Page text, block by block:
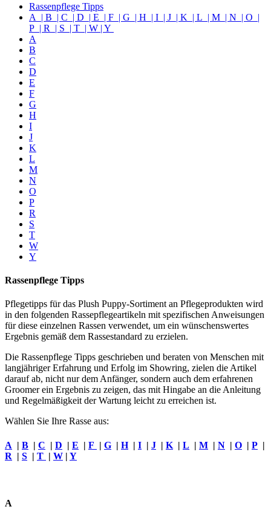
Rassenpflege Tipps
A | B | C | D | E | F | G | H | I | J | K | L | M | N | O |
P | R | S | T | W | Y
A
B
C
D
E
F
G
H
I
J
K
L
M
N
O
P
R
S
T
W
Y
Rassenpflege Tipps
Pflegetipps für das Plush Puppy-Sortiment an Pflegeprodukten wird
in den folgenden Rassepflegeartikeln mit spezifischen Anweisungen
für diese einzelnen Rassen verwendet, um ein wünschenswertes
Ergebnis gemäß dem Rassestandard zu erzielen.
Die Rassenpflege Tipps geschrieben und beraten von Menschen mit
langjähriger Erfahrung und Erfolg im Showring, zielen die Artikel
darauf ab, nicht nur dem Anfänger, sondern auch dem erfahrenen
Groomer ein Ergebnis zu zeigen, das mit Hingabe an die Anleitung
und Regelmäßigkeit der Wartung leicht zu erreichen ist.
Wählen Sie Ihre Rasse aus:
A | B | C | D | E | F | G | H| I | J | K | L | M | N | O | P |
R | S | T | W | Y
A